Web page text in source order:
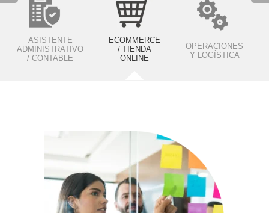
ASISTENTE
ADMINISTRATIVO
/ CONTABLE
ECOMMERCE
/ TIENDA
ONLINE
OPERACIONES
Y LOGÍSTICA